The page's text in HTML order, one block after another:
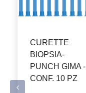
CURETTE
BIOPSIA-
PUNCH GIMA -
CONF. 10 PZ